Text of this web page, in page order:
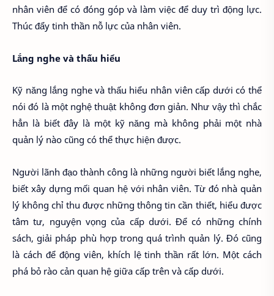
nhân viên để có đóng góp và làm việc để duy trì động lực.
Thúc đẩy tinh thần nỗ lực của nhân viên.
Lắng nghe và thấu hiểu
Kỹ năng lắng nghe và thấu hiểu nhân viên cấp dưới có thể
nói đó là một nghệ thuật không đơn giản. Như vậy thì chắc
hẳn là biết đây là một kỹ năng mà không phải một nhà
quản lý nào cũng có thể thực hiện được.
Người lãnh đạo thành công là những người biết lắng nghe,
biết xây dựng mối quan hệ với nhân viên. Từ đó nhà quản
lý không chỉ thu được những thông tin cần thiết, hiểu được
tâm tư, nguyện vọng của cấp dưới. Để có những chính
sách, giải pháp phù hợp trong quá trình quản lý. Đó cũng
là cách để động viên, khích lệ tinh thần rất lớn. Một cách
phá bỏ rào cản quan hệ giữa cấp trên và cấp dưới.